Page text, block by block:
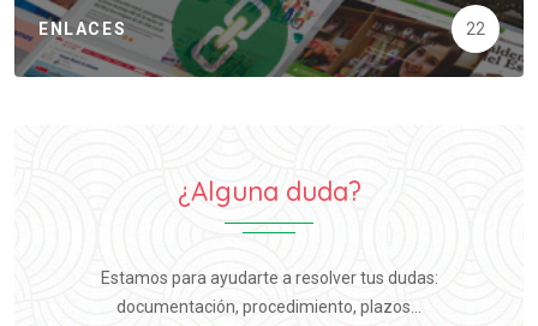
ENLACES 22
¿Alguna duda?
Estamos para ayudarte a resolver tus dudas:
documentación, procedimiento, plazos...